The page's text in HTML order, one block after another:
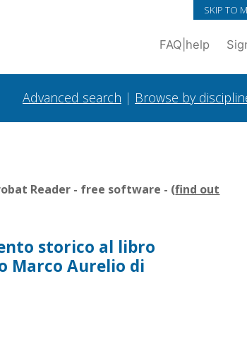
SKIP TO
FAQ help
Advanced search | Browse by
Reader - free software - (find out
storico al libro
Marco Aurelio di